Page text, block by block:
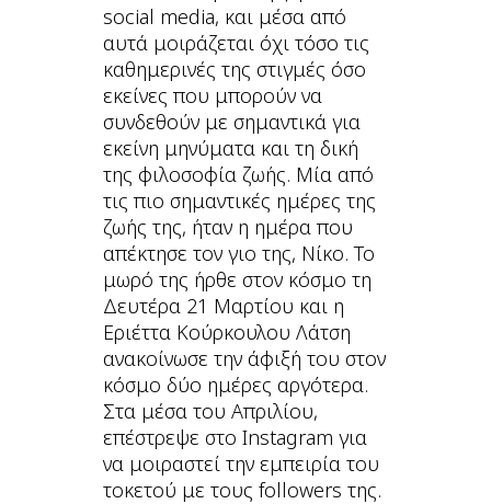
social media, και μέσα από
αυτά μοιράζεται όχι τόσο τις
καθημερινές της στιγμές όσο
εκείνες που μπορούν να
συνδεθούν με σημαντικά για
εκείνη μηνύματα και τη δική
της φιλοσοφία ζωής. Μία από
τις πιο σημαντικές ημέρες της
ζωής της, ήταν η ημέρα που
απέκτησε τον γιο της, Νίκο. Το
μωρό της ήρθε στον κόσμο τη
Δευτέρα 21 Μαρτίου και η
Εριέττα Κούρκουλου Λάτση
ανακοίνωσε την άφιξή του στον
κόσμο δύο ημέρες αργότερα.
Στα μέσα του Απριλίου,
επέστρεψε στο Instagram για
να μοιραστεί την εμπειρία του
τοκετού με τους followers της.